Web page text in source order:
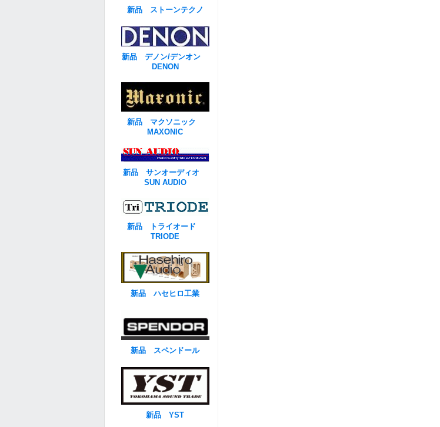
新品 ストーンテクノ
新品 デノン/デンオン
DENON
新品 マクソニック
MAXONIC
新品 サンオーディオ
SUN AUDIO
新品 トライオード
TRIODE
新品 ハセヒロ工業
新品 スペンドール
新品 YST